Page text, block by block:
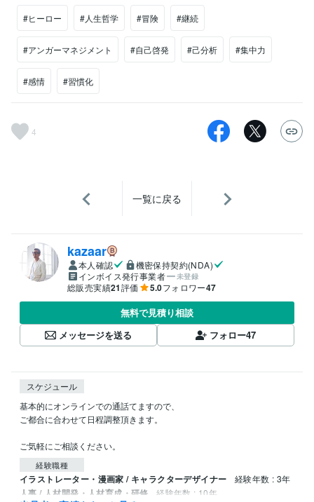
#ヒーロー #人生哲学 #冒険 #継続
#アンガーマネジメント #自己啓発 #己分析 #集中力
#感情 #習慣化
4
一覧に戻る
kazaar
本人確認
機密保持契約(NDA)
インボイス発行事業者
未登録
総販売実績21評価 5.0フォロワー47
無料で見積り相談
メッセージを送る
フォロー47
スケジュール
基本的にオンラインでの通話てますので、
ご都合に合わせて日程調整頂きます。
ご気軽にご相談ください。
経験職種
イラストレーター・漫画家 / キャラクターデザイナー 経験年数 : 3年
人事 / 人材開発・人材育成・研修 経験年数 : 10年